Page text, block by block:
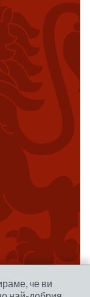
че ви